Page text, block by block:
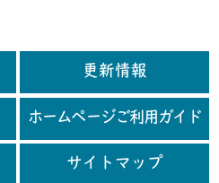
更新情報
ホームページご利用ガイド
サイトマップ